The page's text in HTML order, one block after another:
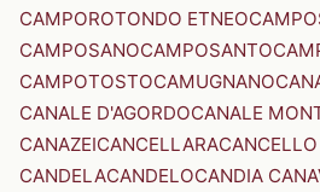
CAMPOROTONDO ETNEO
CAMPOSANOCAMPOSANTO
CAMPOTOSTOCAMUGNANO
CANALE D'AGORDOCANALE
CANAZEICANCELLARA
CANDELACANDELOCANDIA